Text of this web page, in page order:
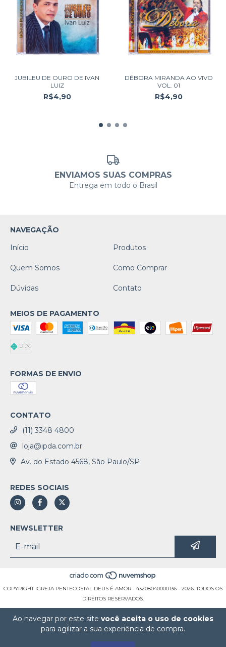
Ao navegar por este site você aceita o uso de cookies
para agilizar a sua experiência de compra.
JUBILEU DE OURO DE IVAN
LUIZ
R$4,90
DÉBORA MIRANDA AO VIVO
VOL. 01
R$4,90
ENVIAMOS SUAS COMPRAS
Entrega em todo o Brasil
NAVEGAÇÃO
Início
Produtos
Quem Somos Como Comprar
Dúvidas Contato
MEIOS DE PAGAMENTO
FORMAS DE ENVIO
CONTATO
(11) 3348 4800
loja@ipda.com.br
Av. do Estado 4568, São Paulo/SP
REDES SOCIAIS
NEWSLETTER
COPYRIGHT IGREJA PENTECOSTAL DEUS É AMOR - 43208040000136 - 2026. TODOS OS
DIREITOS RESERVADOS.